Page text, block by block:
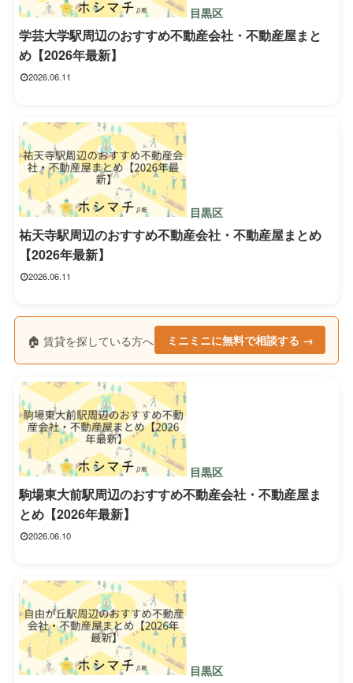
目黒区
学芸大学駅周辺のおすすめ不動産会社・不動産屋まと
め【2026年最新】
2026.06.11
目黒区
祐天寺駅周辺のおすすめ不動産会社・不動産屋まとめ
【2026年最新】
2026.06.11
🏠 賃貸を探している方へ ミニミニに無料で相談する →
目黒区
駒場東大前駅周辺のおすすめ不動産会社・不動産屋ま
とめ【2026年最新】
2026.06.10
目黒区